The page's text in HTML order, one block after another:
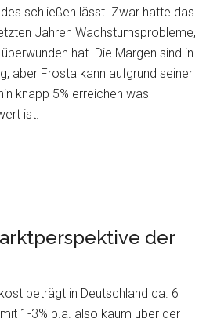
schließen lässt. Zwar hatte das
Jahren Wachstumsprobleme,
hat. Die Margen sind in
aber Frosta kann aufgrund seiner
knapp 5% erreichen was
ist.
der
beträgt in Deutschland ca. 6
1-3% p.a. also kaum über der